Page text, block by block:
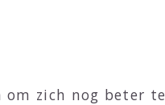
zich nog beter te